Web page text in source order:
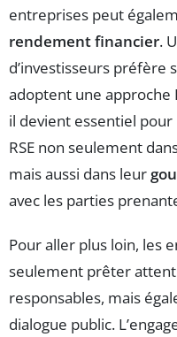
entreprises peut
rendement financier.
d’investisseurs préfère
adoptent une approche
il devient essentiel
RSE non seulement
mais aussi dans leur
avec les parties
Pour aller plus loin, les
seulement prêter
responsables, mais
dialogue public.